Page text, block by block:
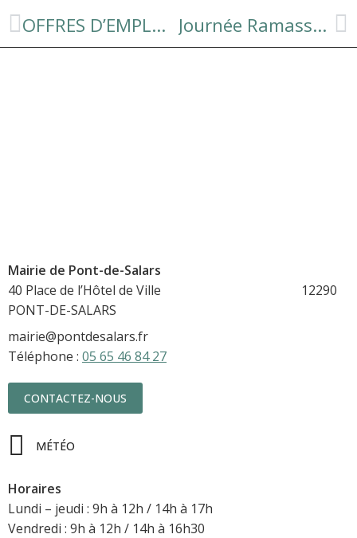
OFFRES D’EMPLOI – AGENT D’ENTRETIEN DES BATIMENTS Journée Ramassage des déchets et Nettoyage des Berges – Samedi 5 Juin 2021 à 13h30
Mairie de Pont-de-Salars
40 Place de l’Hôtel de Ville 12290
PONT-DE-SALARS
mairie@pontdesalars.fr
Téléphone : 05 65 46 84 27
CONTACTEZ-NOUS
MÉTÉO
Horaires
Lundi – jeudi : 9h à 12h / 14h à 17h
Vendredi : 9h à 12h / 14h à 16h30